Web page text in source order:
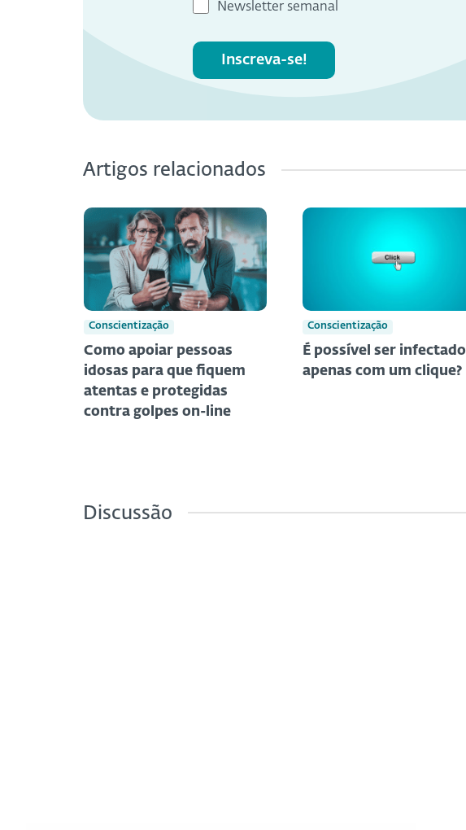
Newsletter semanal
Inscreva-se!
Artigos relacionados
Conscientização
Como apoiar pessoas
idosas para que fiquem
atentas e protegidas
contra golpes on-line
Conscientização
É possível ser infectado
apenas com um clique?
Discussão